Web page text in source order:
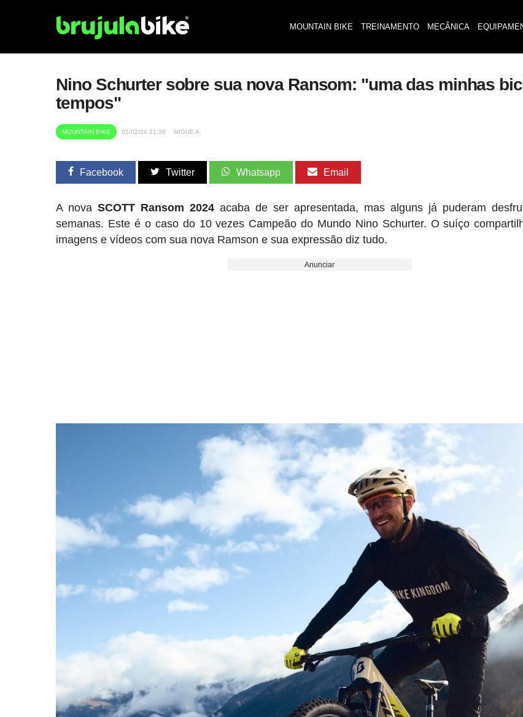
MOUNTAIN BIKE TREINAMENTO MECÂNICA
Nino Schurter sobre sua nova Ransom: "uma das minhas
tempos"
MOUNTAIN BIKE 01/02/24 21:36 MIGUE A.
Facebook Twitter Whatsapp Email
A novaSCOTT Ransom 2024 acaba de ser apresentada, mas alguns já puderam
semanas. Este é o caso do 10 vezes Campeão do Mundo Nino Schurter. O suíço
imagens e vídeos com sua nova Ramson e sua expressão diz tudo.
Anunciar